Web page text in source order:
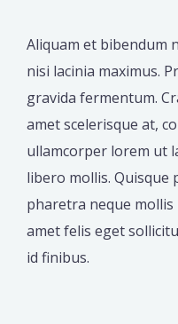
Aliquam et bibendum
nisi lacinia maximus.
gravida fermentum.
amet scelerisque at,
ullamcorper lorem ut
libero mollis. Quisque
pharetra neque mollis
amet felis eget
id finibus.